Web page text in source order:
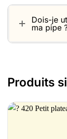
Dois-je
ma pipe
Produits